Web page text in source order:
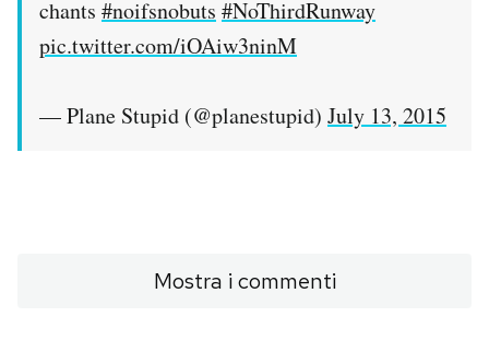
chants #noifsnobuts #NoThirdRunway
pic.twitter.com/iOAiw3ninM
— Plane Stupid (@planestupid) July 13, 2015
Mostra i commenti